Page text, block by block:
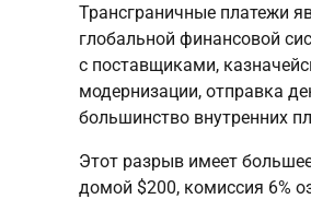
Трансграничные платежи
глобальной финансовой
с поставщиками,
модернизации, отправка
большинство внутренних
Этот разрыв имеет
домой $200, комиссия 6%